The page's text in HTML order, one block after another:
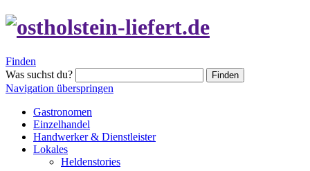
Finden
Was suchst du?
Finden
Navigation überspringen
Gastronomen
Einzelhandel
Handwerker & Dienstleister
Lokales
Heldenstories